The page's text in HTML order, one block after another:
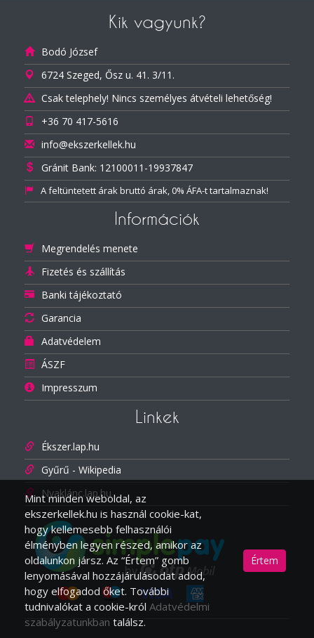
Kik vagyunk?
Bodó József
6724 Szeged, Ősz u. 41. 3/11.
Csak telephely! Nincs személyes átvételi lehetőség!
+36 70 417-5616
info@ekszerkellek.hu
Gránit Bank: 12100011-19937847
A feltüntetett árak bruttó árak, 0% ÁFA-t tartalmaznak!
Információk
Megrendelés menete
Fizetés és szállítás
Banki tájékoztató
Garancia
Adatvédelem
ÁSZF
Impresszum
Linkek
Ékszer.lap.hu
Gyűrű - Wikipedia
Nyaklánc.lap.hu
Mint minden weboldal, az
ekszerkellek.hu is használ cookie-kat,
hogy kellemesebb felhasználói
élményben legyen részed, amikor az
oldalunkon jársz. Az “Értem” gomb
lenyomásával hozzájárulásodat adod,
hogy elfogadod őket. További
tudnivalókat a cookie-król Adatvédelmi
szabályzatunkban találsz.
Értem